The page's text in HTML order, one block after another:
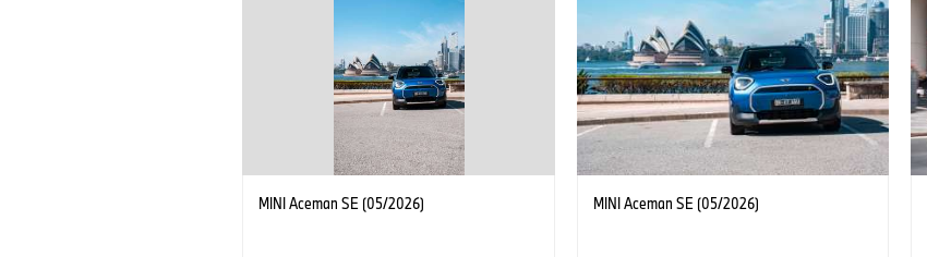
MINI Aceman SE (05/2026) MINI Aceman SE (05/2026)